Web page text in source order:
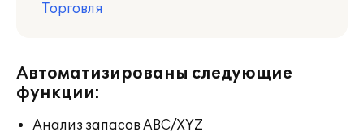
Торговля
Автоматизированы следующие
функции:
Анализ запасов ABC/XYZ